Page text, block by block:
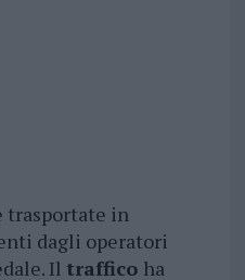
trasportate in
dagli operatori
Il traffico ha